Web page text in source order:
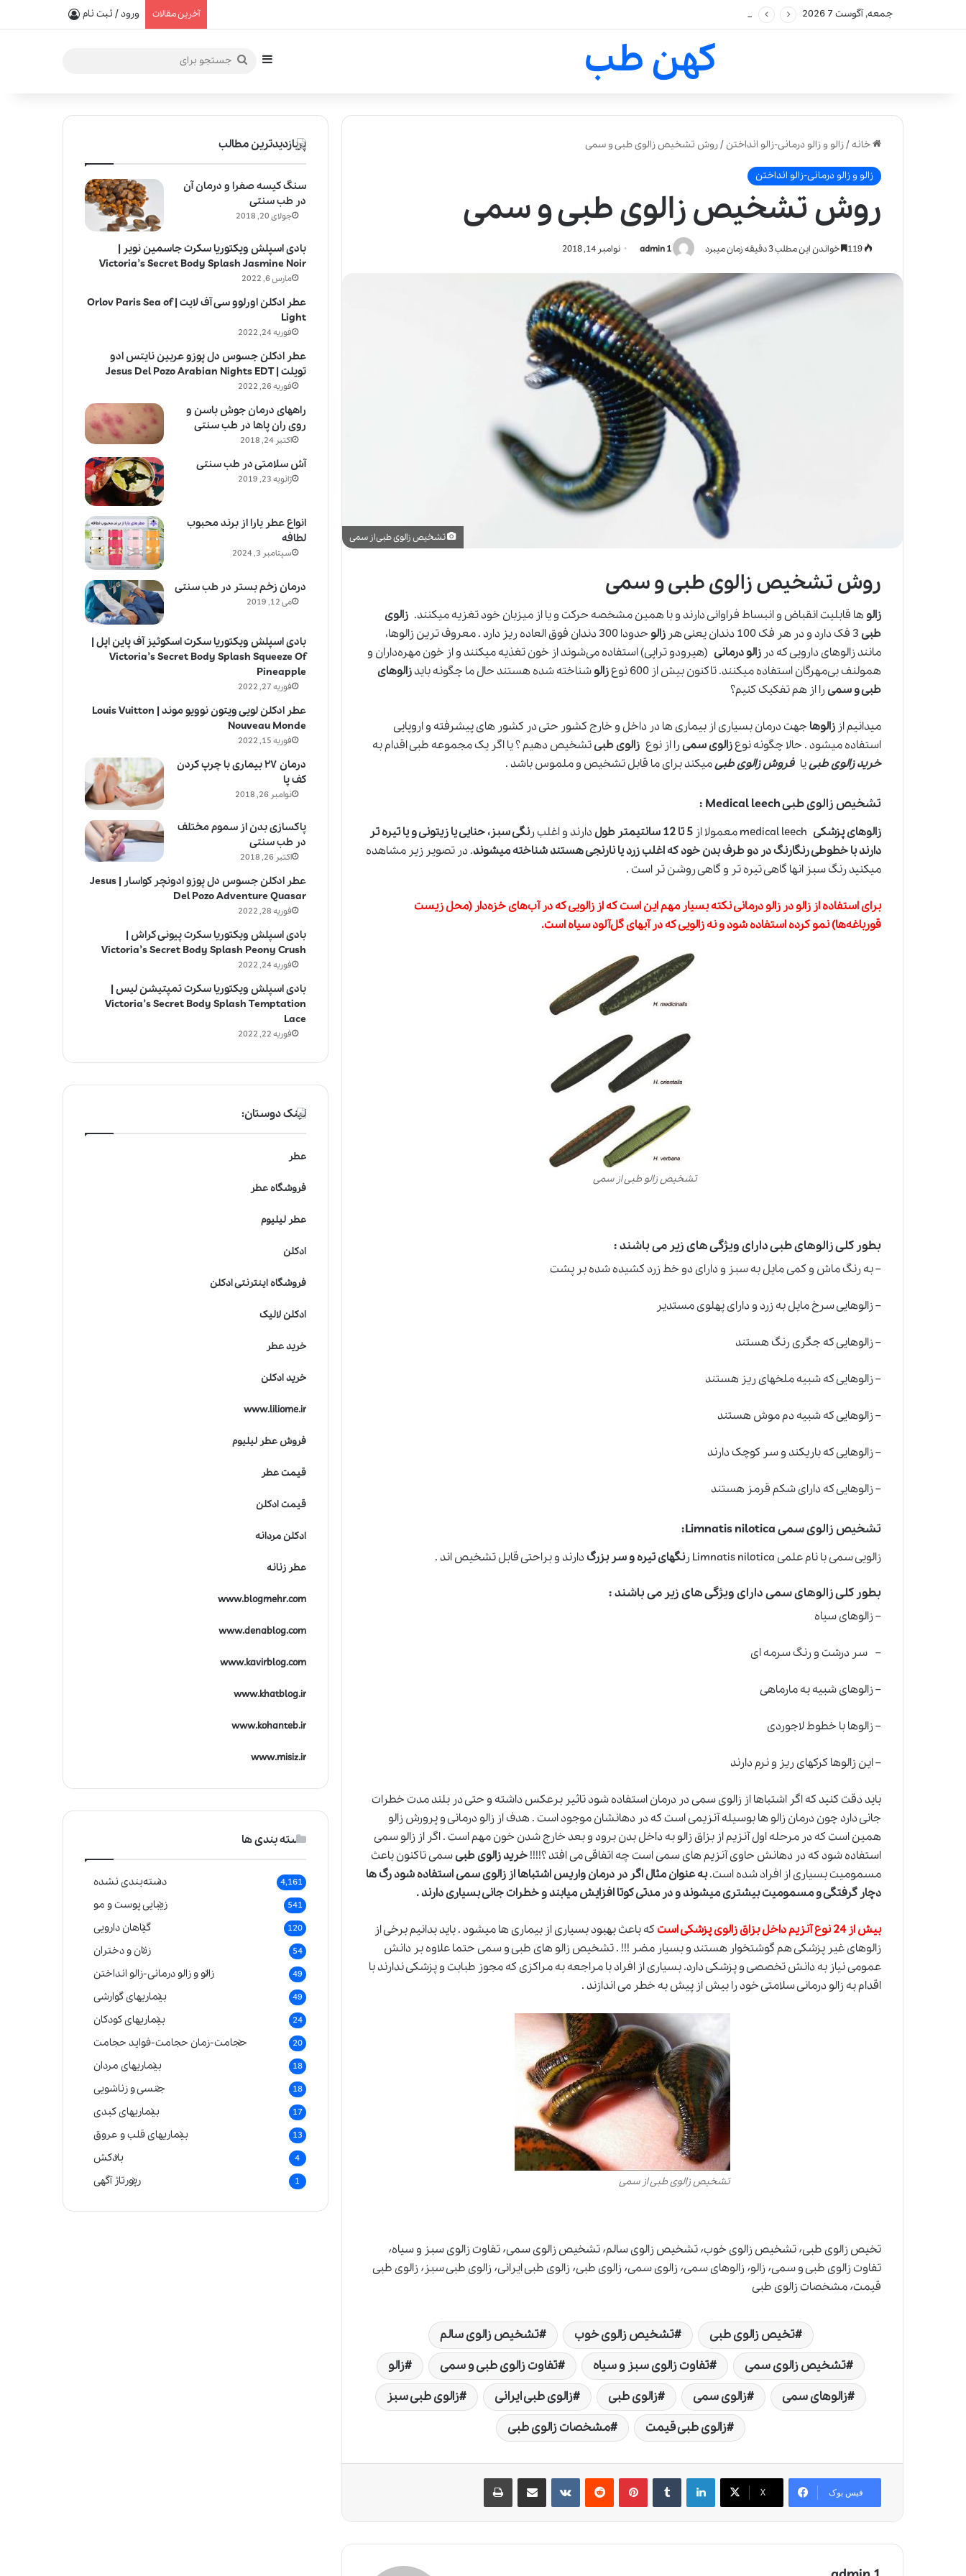
جمعه, آگوست 7 2026 آخرین مقالات ورود / ثبت نام
کهن طب سایدبارجستجو
خانه/زالو و زالو درمانی-زالو انداختن/روش تشخیص زالوی طبی و سمی
زالو و زالو درمانی-زالو انداختن
روش تشخیص زالوی طبی و سمی
admin 1 نوامبر 14, 2018 خواندن این مطلب 3 دقیقه زمان میبرد
تشخیص زالوی طبی از سمی
روش تشخیص زالوی طبی و سمی
زالو ها قابلیت انقباض و انبساط فراوانی دارند و با همین مشخصه حرکت و یا از میزبان خود تغزیه میکنند. زالوی
طبی
زالو
حدودا 300 دندان فوق العاده ریز دارد . معروف ترین زالوها،
مانند زالوهای دارویی که در زالو درمانی (هیرودو تراپی) استفاده می‌شوند از خون تغذیه میکنند و از خون مهره‌داران و
همولنف بی‌مهرگان استفاده میکنند. تاکنون بیش از 600 نوع
زالوشناخته شده هستند حال ما چگونه بایدزالوهای
طبی و سمیرا از هم تفکیک کنیم؟
میدانیم از زالوها جهت درمان بسیاری از بیماری ها در داخل و خارج کشور حتی در کشور های پیشرفته و اروپایی
استفاده میشود . حالا چگونه نوعزالوی سمیرا از نوع زالوی طبیتشخیص دهیم ؟ یا اگر یک مجموعه طبی اقدام به
خرید زالوی طبییافروش زالوی طبیمیکند برای ما قابل تشخیص و ملموس باشد .
تشخیص زالوی طبی Medical leech :
زالوهای پزشکی دارند و اغلب رنگی سبز، حنایی یا زیتونی و یا تیره تر
دارندبا خطوطی رنگارنگ در دو طرف بدن خود که اغلب زرد یا نارنجی هستند شناخته میشوند. در تصویر زیر مشاهده
میکنید رنگ سبز انها گاهی تیره تر و گاهی روشن تر است .
برای استفاده از زالو در زالو درمانی نکته بسیار مهم این است که از زالویی که در آب‌های خزه‌دار (محل زیست
قورباغه‌ها) نمو کرده استفاده شود و نه زالویی که در آبهای گل‌آلود سیاه است.
تشخیص زالو طبی از سمی
بطور کلی زالوهای طبی دارای ویژگی های زیر می باشند:
– به رنگ ماش و کمی مایل به سبز و دارای دو خط زرد کشیده شده بر پشت
– زالوهایی سرخ مایل به زرد و دارای پهلوی مستدیر
– زالوهایی که جگری رنگ هستند
– زالوهایی که شبیه ملخهای ریز هستند
– زالوهایی که شبیه دم موش هستند
– زالوهایی که باریکند و سر کوچک دارند
– زالوهایی که دارای شکم قرمز هستند
تشخیص زالوی سمی Limnatis nilotica:
زالویی سمیبا نام علمی Limnatis nilotica ر نگهای تیره و سر بزرگدارند و براحتی قابل تشخیص اند .
بطور کلی زالوهای سمی دارای ویژگی های زیر می باشند:
– زالوهای سیاه
– سر درشت و رنگ سرمه ای
– زالوهای شبیه به مارماهی
– زالوها با خطوط لاجوردی
– این زالوها کرکهای ریز و نرم دارند
باید دقت کنید که اگر اشتباها از زالوی سمی در درمان استفاده شود تاثیر برعکس داشته و حتی در بلند مدت خطرات
جانی دارد چون درمان زالو ها بوسیله آنزیمی است که در دهانشان موجود است . هدف از زالو درمانی و پرورش زالو
همین است که در مرحلهاول آنزیم از بزاق زالو به داخل بدن برود و بعد خارج شدن خون مهم است . اگر از زالو سمی
استفاده شود که در دهانش حاوی آنزیم های سمی است چه اتفاقی می افتد ؟!!!!خرید زالوی طبیسمی تاکنون باعث
مسمومیت بسیاری از افراد شده است.به عنوان مثال اگر در درمان واریس اشتباها از زالوی سمی استفاده شود رگ ها
دچار گرفتگی و مسمومیت بیشتری میشوند و در مدتی کوتا افزایش میابند و خطرات جانی بسیاری دارند .
بیش از 24 نوع آنزیم داخل بزاق زالوی پزشکی است که باعث بهبود بسیاری از بیماری ها میشود . باید بدانیم برخی از
زالوهای غیر پزشکی هم گوشتخوار هستند و بسیار مضر !!! . تشخیص زالو های طبی و سمی حتما علاوه بر دانش
عمومی نیاز به دانش تخصصی و پزشکی دارد. بسیاری از افراد با مراجعه به مراکزی که مجوز طبابت و پزشکی ندارند با
اقدام به زالو درمانی سلامتی خود را بیش از پیش به خطر می اندازند .
تشخیص زالوی طبی از سمی
تخیص زالوی طبی٬ تشخیص زالوی خوب٬ تشخیص زالوی سالم٬ تشخیص زالوی سمی٬ تفاوت زالوی سبز و سیاه٬
تفاوت زالوی طبی و سمی٬ زالو٬ زالوهای سمی٬ زالوی سمی٬ زالوی طبی٬ زالوی طبی ایرانی٬ زالوی طبی سبز٬ زالوی طبی
قیمت٬ مشخصات زالوی طبی
تخیص زالوی طبی تشخیص زالوی خوب
تشخیص زالوی سالم
تشخیص زالوی سمی
تفاوت زالوی سبز و سیاه تفاوت زالوی طبی و سمی
زالو
زالوهای سمی
زالوی سمی زالوی طبی زالوی طبی ایرانی
زالوی طبی سبز
زالوی طبی قیمت
مشخصات زالوی طبی
فیس بوک X
لینکدین ‫تامبلر ‫پین‌ترست‫رددیت ‫VKontakteاشتراک گذاری از طریق ایمیل چاپ
پربازدیدترین مطالب
سنگ کیسه صفرا و درمان آن
در طب سنتی
جولای 20, 2018
بادی اسپلش ویکتوریا سکرت جاسمین نویر |
Victoria’s Secret Body Splash Jasmine Noir
مارس 6, 2022
عطر ادکلن اورلوو سی آف لایت | Orlov Paris Sea of
Light
فوریه 24, 2022
عطر ادکلن جسوس دل پوزو عربین نایتس ادو
تویلت | Jesus Del Pozo Arabian Nights EDT
فوریه 26, 2022
راههای درمان جوش باسن و
روی ران پاها در طب سنتی
اکتبر 24, 2018
آش سلامتی در طب سنتی
ژانویه 23, 2019
انواع عطر یارا از برند محبوب
لطافه
سپتامبر 3, 2024
درمان زخم بستر در طب سنتی
می 12, 2019
بادی اسپلش ویکتوریا سکرت اسکوئیز آف پاین اپل |
Victoria’s Secret Body Splash Squeeze Of
Pineapple
فوریه 27, 2022
عطر ادکلن لویی ویتون نوویو موند | Louis Vuitton
Nouveau Monde
فوریه 15, 2022
درمان ۲۷ بیماری با چرپ کردن
کف پا
نوامبر 26, 2018
پاکسازی بدن از سموم مختلف
در طب سنتی
اکتبر 26, 2018
عطر ادکلن جسوس دل پوزو ادونچر کواسار | Jesus
Del Pozo Adventure Quasar
فوریه 28, 2022
بادی اسپلش ویکتوریا سکرت پیونی کراش |
Victoria’s Secret Body Splash Peony Crush
فوریه 24, 2022
بادی اسپلش ویکتوریا سکرت تمپتیشن لیس |
Victoria’s Secret Body Splash Temptation
Lace
فوریه 22, 2022
لینک دوستان:
عطر
فروشگاه عطر
عطر لیلیوم
ادکلن
فروشگاه اینترنتی ادکلن
ادکلن لالیک
خرید عطر
خرید ادکلن
www.liliome.ir
فروش عطر لیلیوم
قیمت عطر
قیمت ادکلن
ادکلن مردانه
عطر زنانه
www.blogmehr.com
www.denablog.com
www.kavirblog.com
www.khatblog.ir
www.kohanteb.ir
www.misiz.ir
دسته بندی ها
دسته‌بندی نشده 4,161
زیبایی پوست و مو 541
گیاهان دارویی 120
زنان و دختران 54
زالو و زالو درمانی-زالو انداختن 49
بیماریهای گوارشی 49
بیماریهای کودکان 24
حجامت-زمان حجامت-فواید حجامت 20
بیماریهای مردان 18
جنسی و زناشویی 18
بیماریهای کبدی 17
بیماریهای قلب و عروق 13
بادکش 4
رپورتاژ آگهی 1